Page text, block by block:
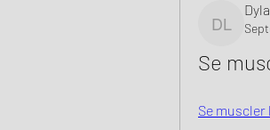
Dylan
Se
Se